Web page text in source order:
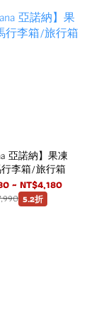
亞諾納】果凍
李箱/旅行箱
~ NT$4,180
5.2折